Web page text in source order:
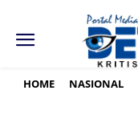
HOME NASIONAL